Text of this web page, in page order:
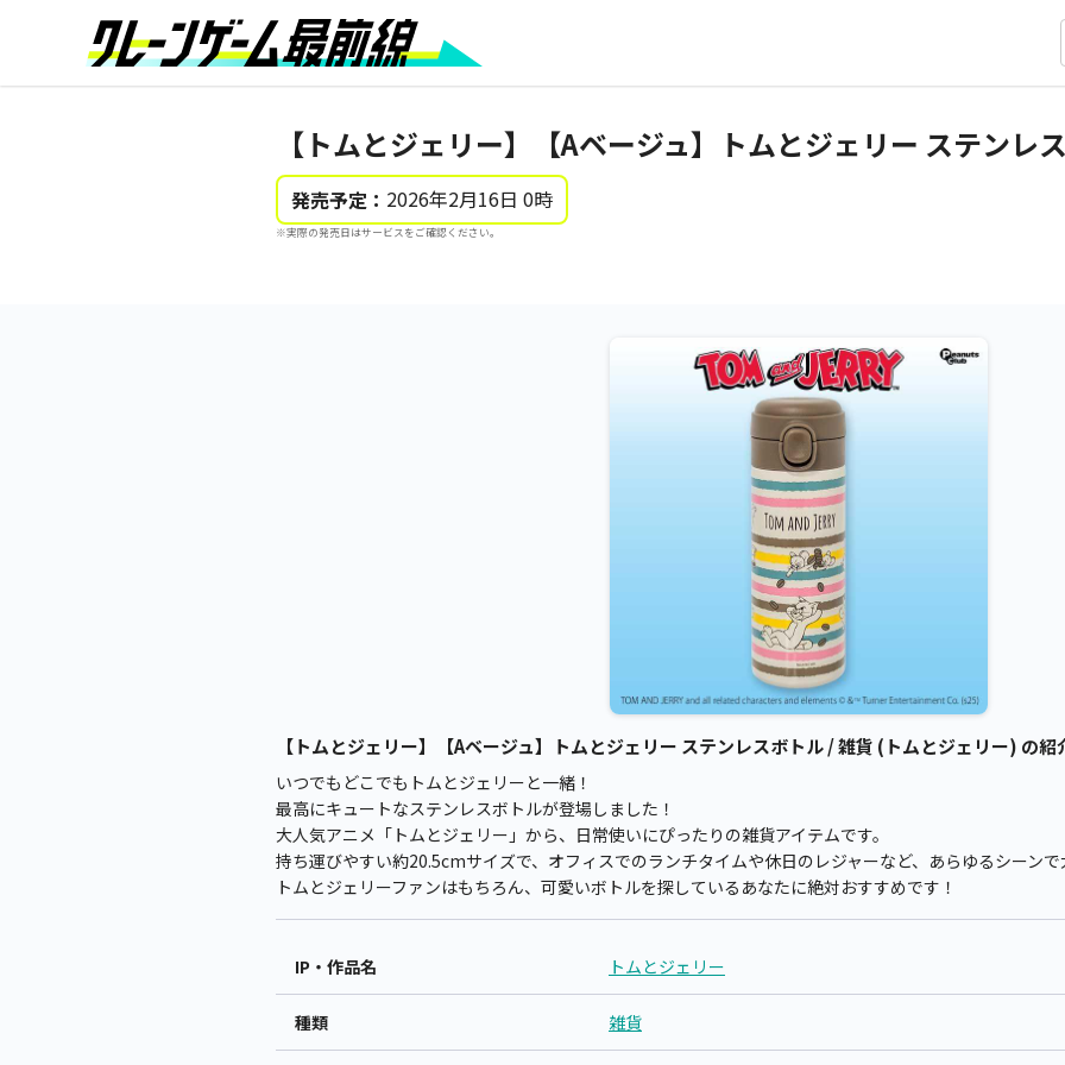
【トムとジェリー】【Aベージュ】トムとジェリー ステンレ
発売予定： 2026年2月16日 0時
※実際の発売日はサービスをご確認ください。
【トムとジェリー】【Aベージュ】トムとジェリー ステンレスボトル / 雑貨 (トムとジェリー) の紹
いつでもどこでもトムとジェリーと一緒！
最高にキュートなステンレスボトルが登場しました！
大人気アニメ「トムとジェリー」から、日常使いにぴったりの雑貨アイテムです。
持ち運びやすい約20.5cmサイズで、オフィスでのランチタイムや休日のレジャーなど、あらゆるシーンで
トムとジェリーファンはもちろん、可愛いボトルを探しているあなたに絶対おすすめです！
IP・作品名 トムとジェリー
種類 雑貨